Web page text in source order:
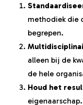
methodiek die
begrepen.
alleen bij de
de hele
Houd het